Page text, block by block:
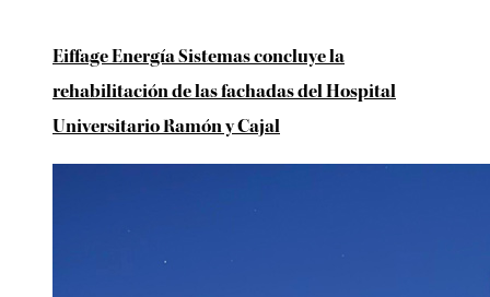
Eiffage Energía Sistemas concluye la
rehabilitación de las fachadas del Hospital
Universitario Ramón y Cajal